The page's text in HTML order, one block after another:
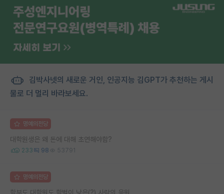
김박사넷의 새로운 거인, 인공지능 김GPT가 추천하는 게시
물로 더 멀리 바라보세요.
명예의전당
대학원생은 왜 돈에 대해 초연해야함?
233 98 53791
명예의전당
학부도 대학원도 학벌이 낮은(?) 사람의 응원